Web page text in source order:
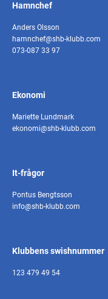
Hamnchef
Anders Olsson
hamnchef@shb-klubb.com
073-087 33 97
Ekonomi
Mariette Lundmark
ekonomi@shb-klubb.com
It-frågor
Pontus Bengtsson
info@shb-klubb.com
Klubbens swishnummer
123 479 49 54